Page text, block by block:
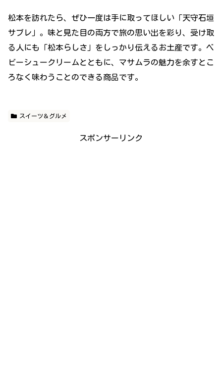
松本を訪れたら、ぜひ一度は手に取ってほしい「天守石垣
サブレ」。味と見た目の両方で旅の思い出を彩り、受け取
る人にも「松本らしさ」をしっかり伝えるお土産です。ベ
ビーシュークリームとともに、マサムラの魅力を余すとこ
ろなく味わうことのできる商品です。
スイーツ＆グルメ
スポンサーリンク